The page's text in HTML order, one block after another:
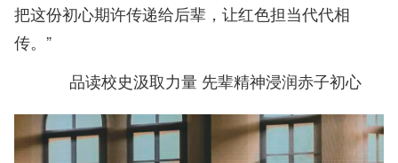
把这份初心期许传递给后辈，让红色担当代代相
传。”
品读校史汲取力量 先辈精神浸润赤子初心